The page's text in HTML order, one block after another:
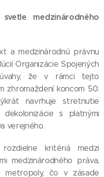
medzinárodného
a medzinárodnú právnu
Organizácie Spojených
že v rámci tejto
zhromaždení koncom 50.
navrhuje stretnutie
s platnými
verejného.
kritériá medzi
medzinárodného práva,
metropoly, čo v zásade